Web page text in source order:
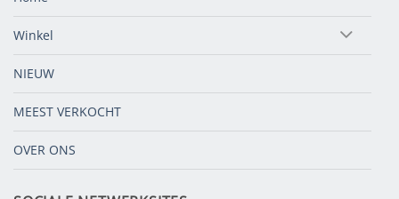
Winkel
NIEUW
MEEST VERKOCHT
OVER ONS